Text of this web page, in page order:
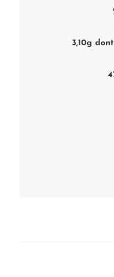
3,10g